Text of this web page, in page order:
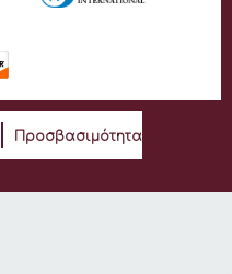
Προσβασιμότητα